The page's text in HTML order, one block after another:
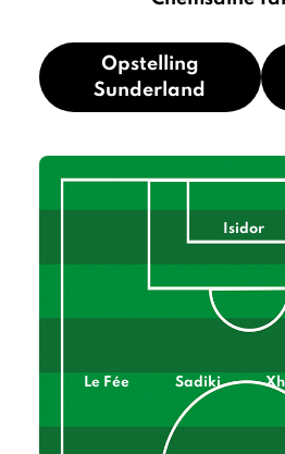
Opstelling
Sunderland
Isidor
Le Fée Sadiki